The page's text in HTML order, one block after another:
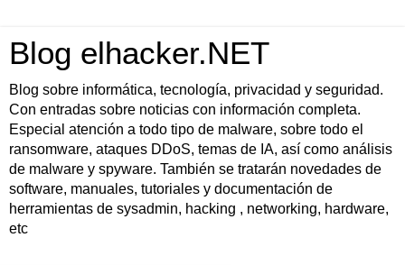
Blog elhacker.NET
Blog sobre informática, tecnología, privacidad y seguridad.
Con entradas sobre noticias con información completa.
Especial atención a todo tipo de malware, sobre todo el
ransomware, ataques DDoS, temas de IA, así como análisis
de malware y spyware. También se tratarán novedades de
software, manuales, tutoriales y documentación de
herramientas de sysadmin, hacking , networking, hardware,
etc